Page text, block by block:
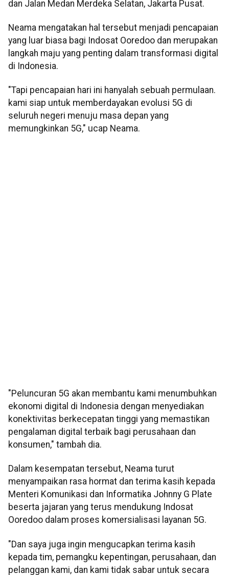
dan Jalan Medan Merdeka Selatan, Jakarta Pusat.
Neama mengatakan hal tersebut menjadi pencapaian
yang luar biasa bagi Indosat Ooredoo dan merupakan
langkah maju yang penting dalam transformasi digital
di Indonesia.
"Tapi pencapaian hari ini hanyalah sebuah permulaan.
kami siap untuk memberdayakan evolusi 5G di
seluruh negeri menuju masa depan yang
memungkinkan 5G," ucap Neama.
"Peluncuran 5G akan membantu kami menumbuhkan
ekonomi digital di Indonesia dengan menyediakan
konektivitas berkecepatan tinggi yang memastikan
pengalaman digital terbaik bagi perusahaan dan
konsumen," tambah dia.
Dalam kesempatan tersebut, Neama turut
menyampaikan rasa hormat dan terima kasih kepada
Menteri Komunikasi dan Informatika Johnny G Plate
beserta jajaran yang terus mendukung Indosat
Ooredoo dalam proses komersialisasi layanan 5G.
"Dan saya juga ingin mengucapkan terima kasih
kepada tim, pemangku kepentingan, perusahaan, dan
pelanggan kami, dan kami tidak sabar untuk secara